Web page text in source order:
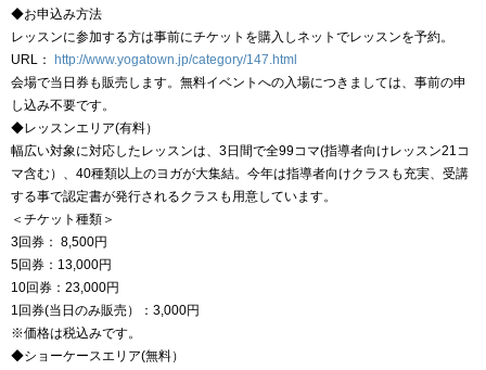
◆お申込み方法
レッスンに参加する方は事前にチケットを購入しネットでレッスンを予約。
URL：
http://www.yogatown.jp/category/147.html
会場で当日券も販売します。無料イベントへの入場につきましては、事前の申
し込み不要です。
◆レッスンエリア(有料）
幅広い対象に対応したレッスンは、3日間で全99コマ(指導者向けレッスン21コ
マ含む）、40種類以上のヨガが大集結。今年は指導者向けクラスも充実、受講
する事で認定書が発行されるクラスも用意しています。
＜チケット種類＞
3回券： 8,500円
5回券：13,000円
10回券：23,000円
1回券(当日のみ販売）：3,000円
※価格は税込みです。
◆ショーケースエリア(無料）